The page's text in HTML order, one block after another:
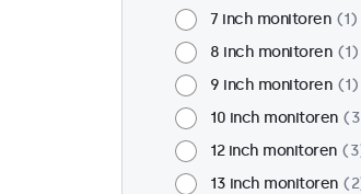
7 inch monitoren
1
8 inch monitoren
1
9 inch monitoren
1
10 inch monitoren
3
12 inch monitoren
3
13 inch monitoren
2